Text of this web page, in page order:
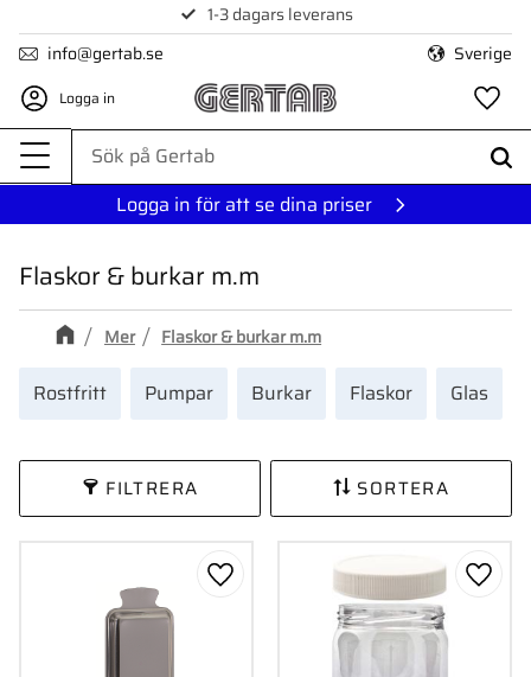
Meny
1-3 dagars leverans
info@gertab.se
Sverige
Logga in
Logga in för att se dina priser
Flaskor & burkar m.m
Mer Flaskor & burkar m.m
Rostfritt Pumpar Burkar Flaskor Glas
FILTRERA SORTERA
Lägg till i favoriter Lägg